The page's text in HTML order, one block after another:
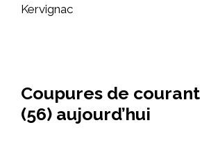
Kervignac
Coupures de
(56) aujourd’hui